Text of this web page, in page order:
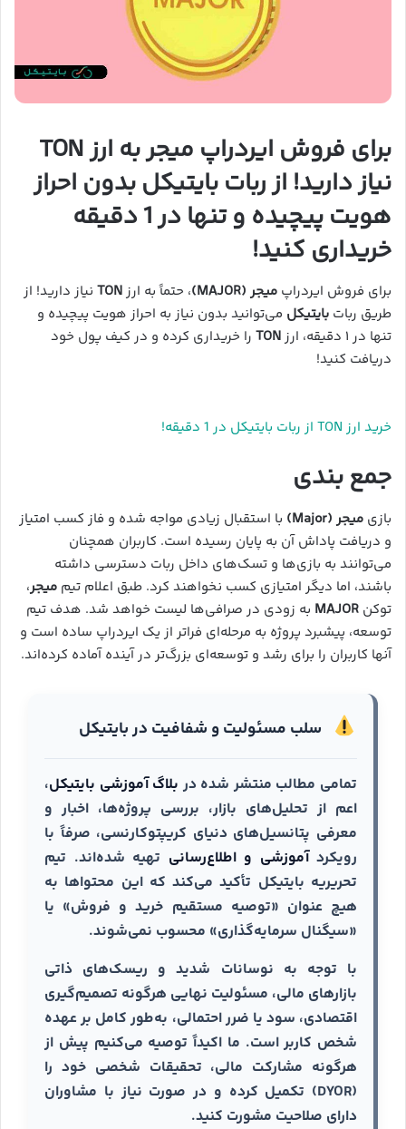
برای فروش ایردراپ میجر به ارز TON
نیاز دارید! از ربات بایتیکل بدون احراز
هویت پیچیده و تنها در 1 دقیقه
خریداری کنید!
برای فروش ایردراپ میجر (MAJOR) ، حتماً به ارزTON نیاز دارید! از
طریق ربات بایتیکل می‌توانید بدون نیاز به احراز هویت پیچیده و
تنها در ۱ دقیقه، ارز
TON را خریداری کرده و در کیف پول خود
دریافت کنید!
خرید ارز TON از ربات بایتیکل در 1 دقیقه!
جمع بندی
بازی میجر (Major)
با استقبال زیادی مواجه شده و فاز کسب امتیاز
و دریافت پاداش آن به پایان رسیده است. کاربران همچنان
می‌توانند به بازی‌ها و تسک‌های داخل ربات دسترسی داشته
باشند، اما دیگر امتیازی کسب نخواهند کرد. طبق اعلام تیم میجر،
توکن MAJOR به زودی در صرافی‌ها لیست خواهد شد. هدف تیم
توسعه، پیشبرد پروژه به مرحله‌ای فراتر از یک ایردراپ ساده است و
آنها کاربران را برای رشد و توسعه‌ای بزرگ‌تر در آینده آماده کرده‌اند.
سلب مسئولیت و شفافیت در بایتیکل
تمامی مطالب منتشر شده در بلاگ آموزشی بایتیکل،
اعم از تحلیل‌های بازار، بررسی پروژه‌ها، اخبار و
معرفی پتانسیل‌های دنیای کریپتوکارنسی، صرفاً با
رویکردآموزشی و اطلاع‌رسانی تهیه شده‌اند. تیم
تحریریه بایتیکل تأکید می‌کند که این محتواها به
هیچ عنوان «توصیه مستقیم خرید و فروش» یا
«سیگنال سرمایه‌گذاری» محسوب نمی‌شوند.
با توجه به نوسانات شدید و ریسک‌های ذاتی
بازارهای مالی، مسئولیت نهایی هرگونه تصمیم‌گیری
اقتصادی، سود یا ضرر احتمالی، به‌طور کامل بر عهده
شخص کاربر است. ما اکیداً توصیه می‌کنیم پیش از
هرگونه مشارکت مالی، تحقیقات شخصی خود را
(DYOR) تکمیل کرده و در صورت نیاز با مشاوران
دارای صلاحیت مشورت کنید.